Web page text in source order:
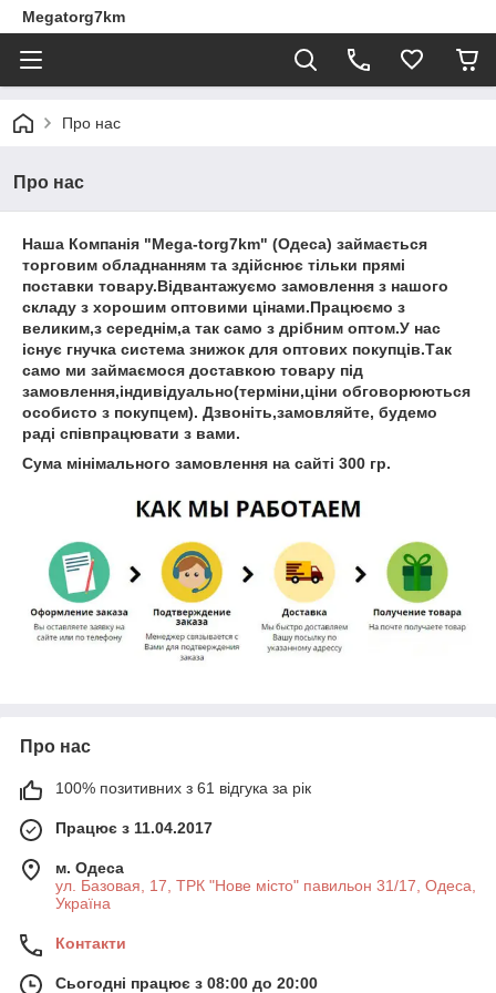
Megatorg7km
Про нас
Про нас
Наша Компанія "Mega-torg7km" (Одеса) займається
торговим обладнанням та здійснює тільки прямі
поставки товару.Відвантажуємо замовлення з нашого
складу з хорошим оптовими цінами.Працюємо з
великим,з середнім,а так само з дрібним оптом.У нас
існує гнучка система знижок для оптових покупців.Так
само ми займаємося доставкою товару під
замовлення,індивідуально(терміни,ціни обговорюються
особисто з покупцем). Дзвоніть,замовляйте, будемо
раді співпрацювати з вами.
Сума мінімального замовлення на сайті 300 гр.
Про нас
100% позитивних з 61 відгука за рік
Працює з 11.04.2017
м. Одеса
ул. Базовая, 17, ТРК "Нове місто" павильон 31/17, Одеса,
Україна
Контакти
Сьогодні працює з 08:00 до 20:00